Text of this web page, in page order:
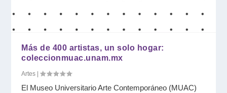
Más de 400 artistas, un solo hogar:
coleccionmuac.unam.mx
Artes |
El Museo Universitario Arte Contemporáneo (MUAC)